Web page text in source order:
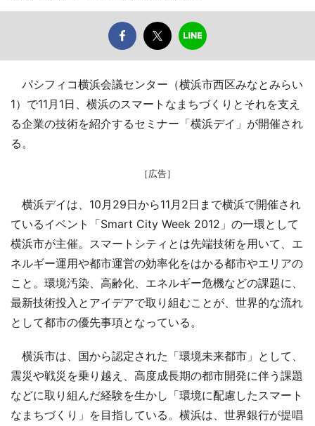
パシフィコ横浜会議センター（横浜市西区みなとみらい
1）で11月1日、横浜のスマートなまちづくりとそれを支え
る企業の技術を紹介するセミナー「横浜デイ」が開催され
る。
［広告］
横浜デイは、10月29日から11月2日まで横浜で開催され
ているイベント「Smart City Week 2012」の一環として
横浜市が主催。スマートシティとは先端技術を用いて、エ
ネルギー運用や都市運営の効率化をはかる都市やエリアの
こと。環境汚染、高齢化、エネルギー危機などの課題に、
最新技術投入とアイデアで取り組むことが、世界的な流れ
として都市の優先事項となっている。
横浜市は、国から認定された「環境未来都市」として、
震災や戦災を乗り越え、高度成長期の都市開発に伴う課題
などに取り組んだ経験を生かし「環境に配慮したスマート
なまちづくり」を目指している。横浜は、世界銀行が提唱